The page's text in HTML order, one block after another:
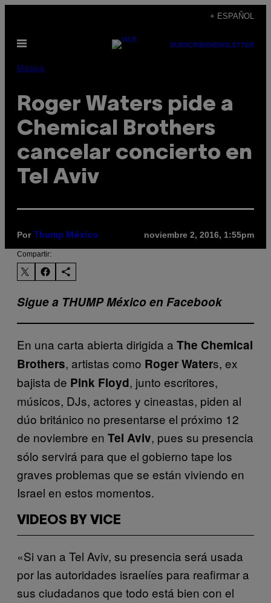
contenido
+ ESPAÑOL
Abrir
SUBSCRIBENEWSLETTER
Música
Roger Waters pide a
Chemical Brothers
cancelar concierto en
Tel Aviv
Por Thump México noviembre 2, 2016, 1:55pm
Compartir:
Sigue a THUMP México en Facebook
En una carta abierta dirigida a The Chemical
Brothers, artistas como Roger Waters, ex
bajista de Pink Floyd, junto escritores,
músicos, DJs, actores y cineastas, piden al
dúo británico no presentarse el próximo 12
de noviembre en Tel Aviv, pues su presencia
sólo servirá para que el gobierno tape los
graves problemas que se están viviendo en
Israel en estos momentos.
VIDEOS BY VICE
«Si van a Tel Aviv, su presencia será usada
por las autoridades israelíes para reafirmar a
sus ciudadanos que todo está bien con el